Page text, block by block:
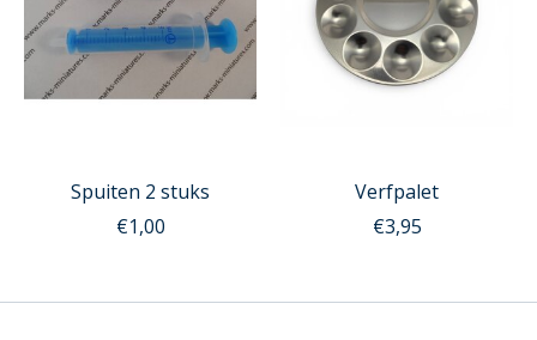
Spuiten 2 stuks
€1,00
Verfpalet
€3,95